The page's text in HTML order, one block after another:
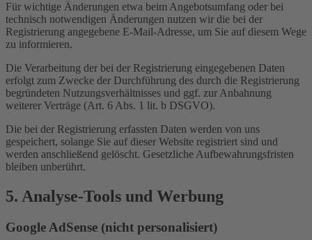
Für wichtige Änderungen etwa beim Angebotsumfang oder bei
technisch notwendigen Änderungen nutzen wir die bei der
Registrierung angegebene E-Mail-Adresse, um Sie auf diesem Wege
zu informieren.
Die Verarbeitung der bei der Registrierung eingegebenen Daten
erfolgt zum Zwecke der Durchführung des durch die Registrierung
begründeten Nutzungsverhältnisses und ggf. zur Anbahnung
weiterer Verträge (Art. 6 Abs. 1 lit. b DSGVO).
Die bei der Registrierung erfassten Daten werden von uns
gespeichert, solange Sie auf dieser Website registriert sind und
werden anschließend gelöscht. Gesetzliche Aufbewahrungsfristen
bleiben unberührt.
5. Analyse-Tools und Werbung
Google AdSense (nicht personalisiert)